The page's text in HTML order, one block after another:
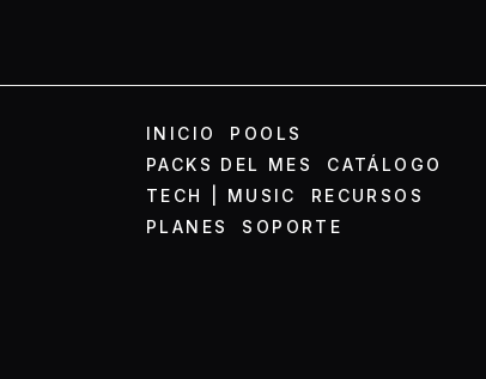
INICIO
POOLS
PACKS DEL MES
CATÁLOGO
TECH | MUSIC
RECURSOS
PLANES
SOPORTE